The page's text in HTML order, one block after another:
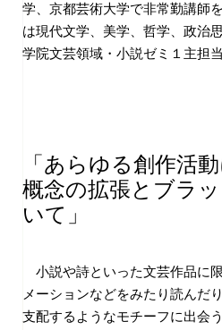
学、京都芸術大学で非常勤講師
は現代文学、美学、哲学、政治
学院文芸領域・小説ゼミ１主担当
「あらゆる創作活
概念の拡張とブラ
いて」
小説や詩といった文芸作品に
メーションなどをみたり読んだ
支配するようなモチーフに出会